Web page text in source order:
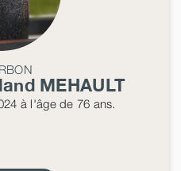
MEHAULT
à l'âge de 76 ans.